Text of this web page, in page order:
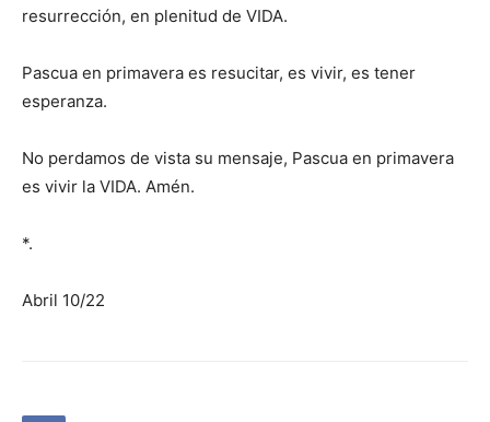
resurrección, en plenitud de VIDA.
Pascua en primavera es resucitar, es vivir, es tener
esperanza.
No perdamos de vista su mensaje, Pascua en primavera
es vivir la VIDA. Amén.
*.
Abril 10/22